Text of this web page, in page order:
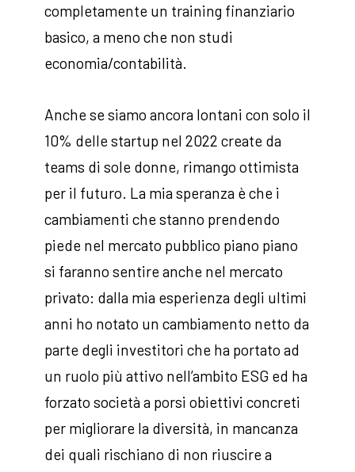
completamente un training finanziario
basico, a meno che non studi
economia/contabilità.
Anche se siamo ancora lontani con solo il
10% delle startup nel 2022 create da
teams di sole donne, rimango ottimista
per il futuro. La mia speranza è che i
cambiamenti che stanno prendendo
piede nel mercato pubblico piano piano
si faranno sentire anche nel mercato
privato: dalla mia esperienza degli ultimi
anni ho notato un cambiamento netto da
parte degli investitori che ha portato ad
un ruolo più attivo nell’ambito ESG ed ha
forzato società a porsi obiettivi concreti
per migliorare la diversità, in mancanza
dei quali rischiano di non riuscire a